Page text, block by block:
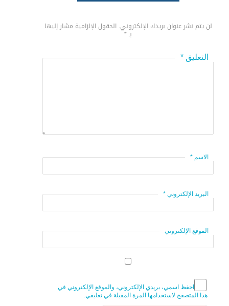
لن يتم نشر عنوان بريدك الإلكتروني. الحقول الإلزامية مشار إليها
بـ*
التعليق *
الاسم *
البريد الإلكتروني *
الموقع الإلكتروني
احفظ اسمي، بريدي الإلكتروني، والموقع الإلكتروني في
هذا المتصفح لاستخدامها المرة المقبلة في تعليقي.